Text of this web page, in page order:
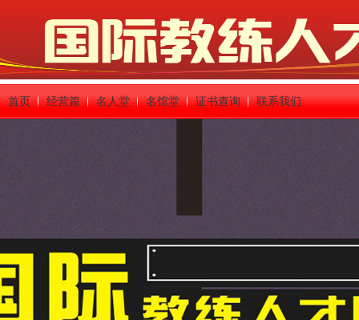
首页 经营篇 名人堂 名馆堂 证书查询 联系我们